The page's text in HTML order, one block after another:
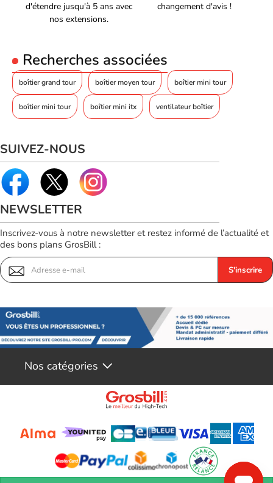
Référence produit
01501889 Voir les boîtier pc M.RED
d'étendre jusqu'à 5 ans avec
nos extensions.
changement d'avis !
Recherches associées
boîtier grand tour boîtier moyen tour boîtier mini tour
boîtier mini tour boîtier mini itx ventilateur boîtier
SUIVEZ-NOUS
NEWSLETTER
Inscrivez-vous à notre newsletter et restez informé de l’actualité et
des bons plans GrosBill :
S'inscrire
Nos catégories